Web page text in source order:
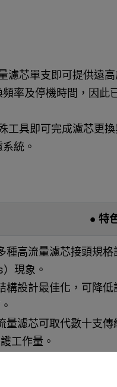
芯單支即可提供遠
率及停機時間，因此
工具即可完成濾芯更
統。
● 特
種高流量濾芯接頭規
）現象。
構設計最佳化，可降
量濾芯可取代數十支
工作量。